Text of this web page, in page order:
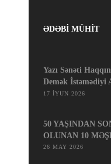
ƏDƏBİ MÜHİT
Yazı Sənəti
Demək İstəmədiyi
17 İYUN 2026
50 YAŞINDAN
OLUNAN 10
26 MAY 2026